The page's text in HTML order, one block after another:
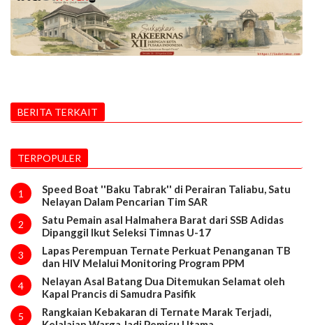
BERITA TERKAIT
TERPOPULER
1
Speed Boat ''Baku Tabrak'' di Perairan Taliabu, Satu
Nelayan Dalam Pencarian Tim SAR
2
Satu Pemain asal Halmahera Barat dari SSB Adidas
Dipanggil Ikut Seleksi Timnas U-17
3
Lapas Perempuan Ternate Perkuat Penanganan TB
dan HIV Melalui Monitoring Program PPM
4
Nelayan Asal Batang Dua Ditemukan Selamat oleh
Kapal Prancis di Samudra Pasifik
5
Rangkaian Kebakaran di Ternate Marak Terjadi,